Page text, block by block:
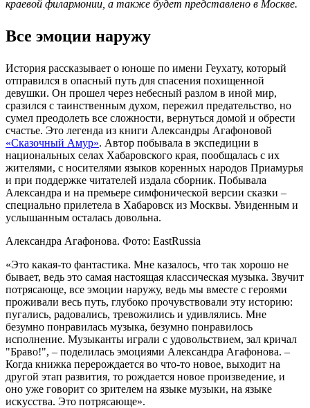
краевой филармонии, а также будет представлено в Москве.
Все эмоции наружу
История рассказывает о юноше по имени Геухату, который
отправился в опасный путь для спасения похищенной
девушки. Он прошел через небесный разлом в иной мир,
сразился с таинственным духом, пережил предательство, но
сумел преодолеть все сложности, вернуться домой и обрести
счастье. Это легенда из книги Александры Агафоновой
«Сказочный Амур». Автор побывала в экспедиции в
национальных селах Хабаровского края, пообщалась с их
жителями, с носителями языков коренных народов Приамурья
и при поддержке читателей издала сборник. Побывала
Александра и на премьере симфонической версии сказки –
специально прилетела в Хабаровск из Москвы. Увиденным и
услышанным осталась довольна.
Александра Агафонова. Фото: EastRussia
«Это какая-то фантастика. Мне казалось, что так хорошо не
бывает, ведь это самая настоящая классическая музыка. Звучит
потрясающе, все эмоции наружу, ведь мы вместе с героями
проживали весь путь, глубоко прочувствовали эту историю:
пугались, радовались, тревожились и удивлялись. Мне
безумно понравилась музыка, безумно понравилось
исполнение. Музыканты играли с удовольствием, зал кричал
"Браво!", – поделилась эмоциями Александра Агафонова. –
Когда книжка перерождается во что-то новое, выходит на
другой этап развития, то рождается новое произведение, и
оно уже говорит со зрителем на языке музыки, на языке
искусства. Это потрясающе».